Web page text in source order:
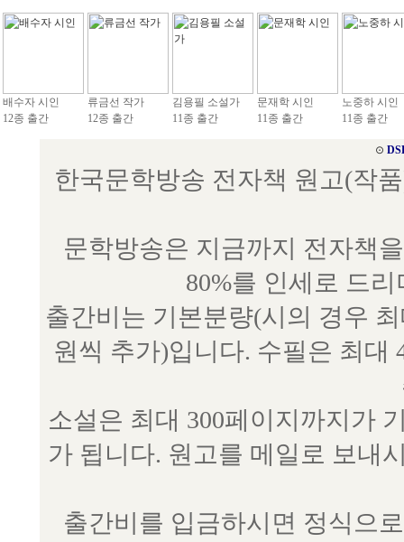
배수자 시인
12종 출간
류금선 작가
12종 출간
김용필 소설가
11종 출간
문재학 시인
11종 출간
노중하 시인
11종 출간
⊙
한국문학방송 전자책 원고(작
문학방송은 지금까지 전자책
80%를 인세로 드
출간비는 기본분량(시의 경우
원씩 추가)입니다. 수필은 최대
소설은 최대 300페이지까지가
가 됩니다. 원고를 메일로 보내
출간비를 입금하시면 정식으